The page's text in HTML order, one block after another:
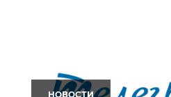
НОВОСТИ